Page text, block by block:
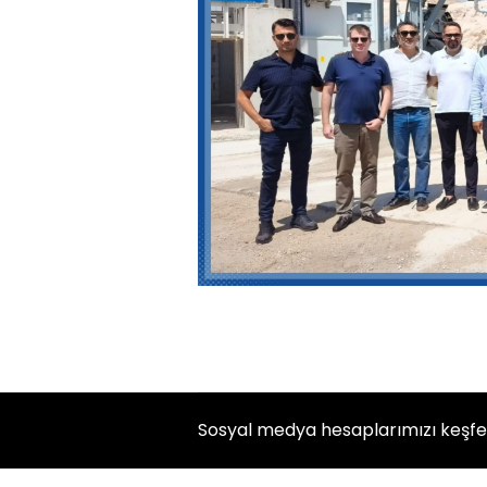
Sosyal medya hesaplarımızı